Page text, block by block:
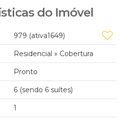
do Imóvel
979 (ativa1649)
Residencial » Cobertura
Pronto
6 (sendo 6 suítes)
1